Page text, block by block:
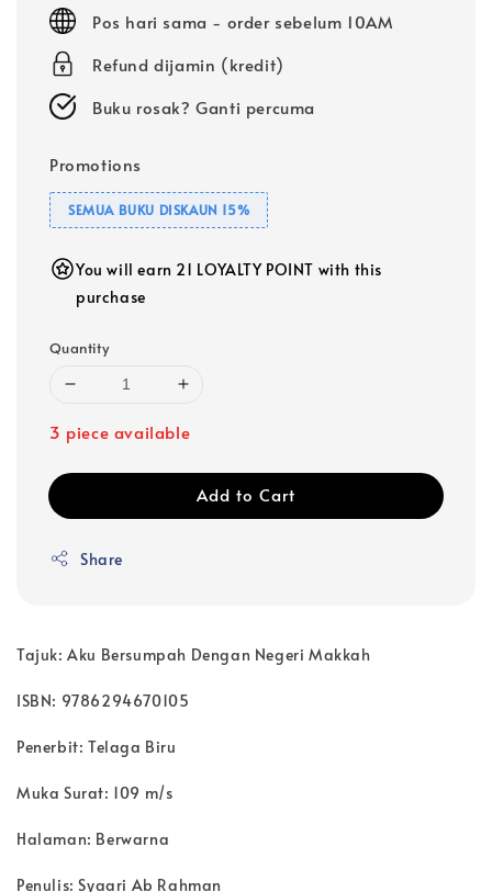
Pos hari sama - order sebelum 10AM
Refund dijamin (kredit)
Buku rosak? Ganti percuma
Promotions
SEMUA BUKU DISKAUN 15%
You will earn 21 LOYALTY POINT with this
purchase
Quantity
3 piece available
Add to Cart
Share
Tajuk: Aku Bersumpah Dengan Negeri Makkah
ISBN: 9786294670105
Penerbit: Telaga Biru
Muka Surat: 109 m/s
Halaman: Berwarna
Penulis: Syaari Ab Rahman